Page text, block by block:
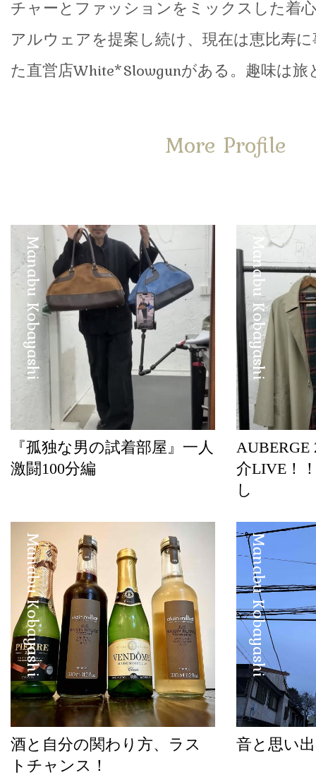
チャーとファッションをミックスした着
アルウェアを提案し続け、現在は恵比寿
た直営店White*Slowgunがある。趣味は旅
More Profile
Manabu Kobayashi
『孤独な男の試着部屋』一人
激闘100分編
Manabu Kobayashi
AUBERGE
介LIVE！
し
Manabu Kobayashi
酒と自分の関わり方、ラス
トチャンス！
Manabu Kobayashi
音と思い